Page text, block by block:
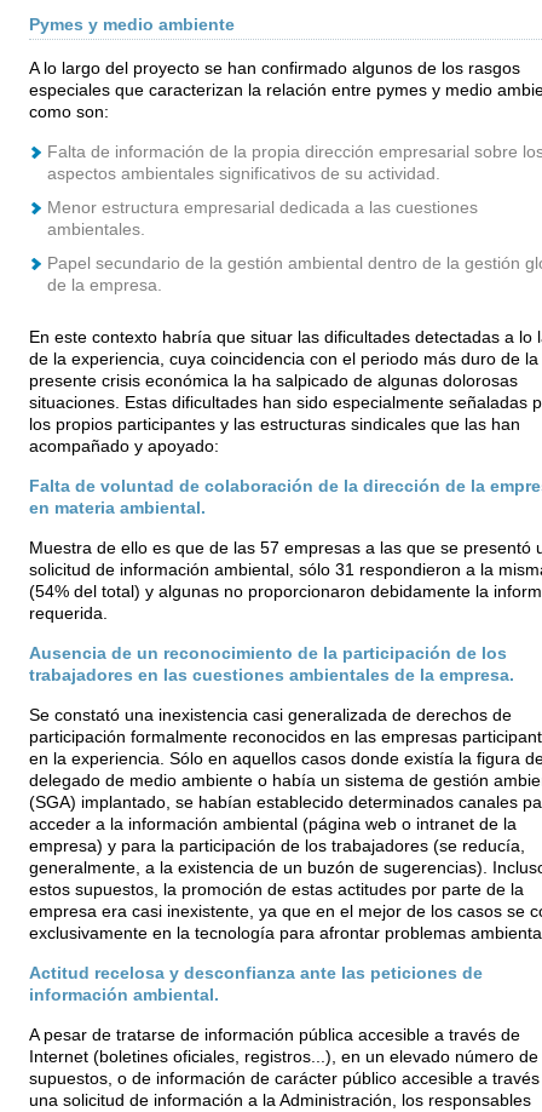
Pymes y medio ambiente
A lo largo del proyecto se han confirmado algunos de los rasgos
especiales que caracterizan la relación entre pymes y medio
como son:
Falta de información de la propia dirección empresarial sobre
aspectos ambientales significativos de su actividad.
Menor estructura empresarial dedicada a las cuestiones
ambientales.
Papel secundario de la gestión ambiental dentro de la gestión
de la empresa.
En este contexto habría que situar las dificultades detectadas a lo
de la experiencia, cuya coincidencia con el periodo más duro de la
presente crisis económica la ha salpicado de algunas dolorosas
situaciones. Estas dificultades han sido especialmente señaladas
los propios participantes y las estructuras sindicales que las han
acompañado y apoyado:
Falta de voluntad de colaboración de la dirección de la
en materia ambiental.
Muestra de ello es que de las 57 empresas a las que se presentó
solicitud de información ambiental, sólo 31 respondieron a la
(54% del total) y algunas no proporcionaron debidamente la
requerida.
Ausencia de un reconocimiento de la participación de los
trabajadores en las cuestiones ambientales de la empresa.
Se constató una inexistencia casi generalizada de derechos de
participación formalmente reconocidos en las empresas
en la experiencia. Sólo en aquellos casos donde existía la figura
delegado de medio ambiente o había un sistema de gestión
(SGA) implantado, se habían establecido determinados canales
acceder a la información ambiental (página web o intranet de la
empresa) y para la participación de los trabajadores (se reducía,
generalmente, a la existencia de un buzón de sugerencias).
estos supuestos, la promoción de estas actitudes por parte de la
empresa era casi inexistente, ya que en el mejor de los casos se
exclusivamente en la tecnología para afrontar problemas
Actitud recelosa y desconfianza ante las peticiones de
información ambiental.
A pesar de tratarse de información pública accesible a través de
Internet (boletines oficiales, registros...), en un elevado número de
supuestos, o de información de carácter público accesible a
una solicitud de información a la Administración, los responsables